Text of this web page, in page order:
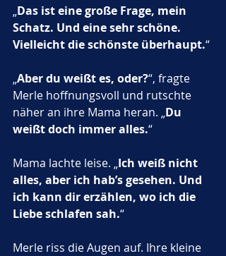
„Das ist eine große Frage, mein
Schatz. Und eine sehr schöne.
Vielleicht die schönste überhaupt.“
„Aber du weißt es, oder?“, fragte
Merle hoffnungsvoll und rutschte
näher an ihre Mama heran. „Du
weißt doch immer alles.“
Mama lachte leise. „Ich weiß nicht
alles, aber ich hab’s gesehen. Und
ich kann dir erzählen, wo ich die
Liebe schlafen sah.“
Merle riss die Augen auf. Ihre kleine